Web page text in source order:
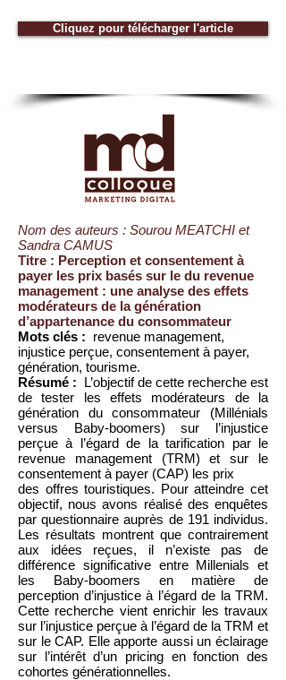
Cliquez pour télécharger l'article
Nom des auteurs : Sourou MEATCHI et
Sandra CAMUS
Titre : Perception et consentement à
payer les prix basés sur le du revenue
management : une analyse des effets
modérateurs de la génération
d’appartenance du consommateur
Mots clés : revenue management,
injustice perçue, consentement à payer,
génération, tourisme.
Résumé : L’objectif de cette recherche est
de tester les effets modérateurs de la
génération du consommateur (Millénials
versus Baby-boomers) sur l’injustice
perçue à l’égard de la tarification par le
revenue management (TRM) et sur le
consentement à payer (CAP) les prix
des offres touristiques. Pour atteindre cet
objectif, nous avons réalisé des enquêtes
par questionnaire auprès de 191 individus.
Les résultats montrent que contrairement
aux idées reçues, il n’existe pas de
différence significative entre Millenials et
les Baby-boomers en matière de
perception d’injustice à l’égard de la TRM.
Cette recherche vient enrichir les travaux
sur l’injustice perçue à l’égard de la TRM et
sur le CAP. Elle apporte aussi un éclairage
sur l’intérêt d’un pricing en fonction des
cohortes générationnelles.